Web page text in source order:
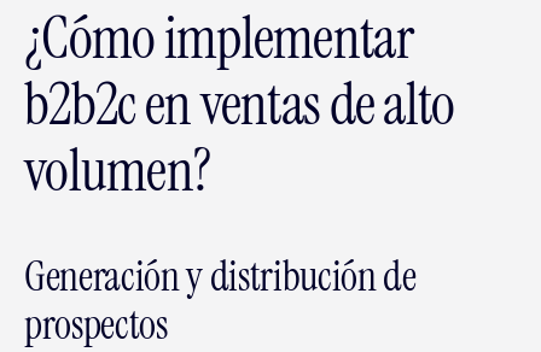
¿Cómo implementar
b2b2c en ventas de alto
volumen?
Generación y distribución de
prospectos